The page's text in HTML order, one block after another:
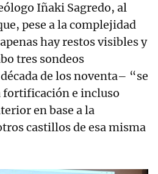
Iñaki Sagredo, al
pese a la complejidad
hay restos visibles y
tres sondeos
de los noventa– “se
fortificación e incluso
en base a la
castillos de esa misma